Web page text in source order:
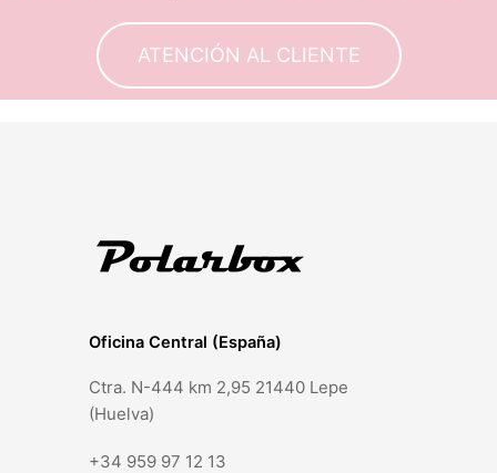
ATENCIÓN AL CLIENTE
Oficina Central (España)
Ctra. N-444 km 2,95 21440 Lepe
(Huelva)
+34 959 97 12 13